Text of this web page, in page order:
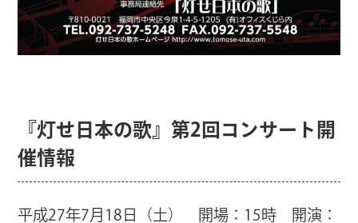
『灯せ日本の歌』第2回コンサート開
催情報
平成27年7月18日（土）
開場：15時 開演：